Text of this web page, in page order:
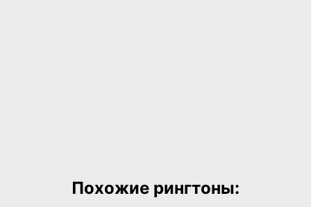
Похожие рингтоны: